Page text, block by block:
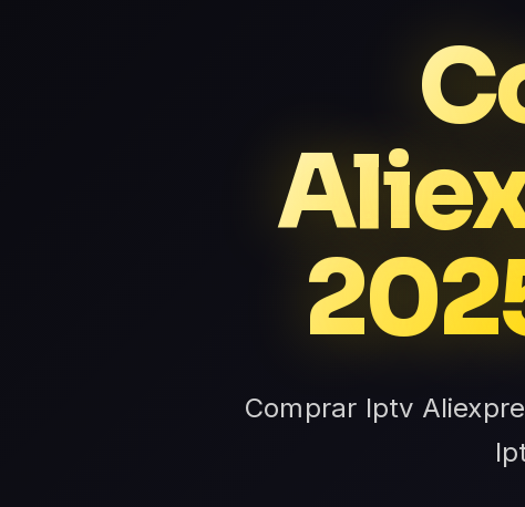
Comprar Iptv